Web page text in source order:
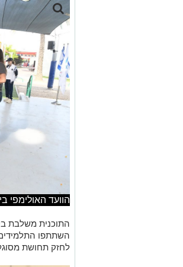
הוועד האולימפי
התוכנית משלבת
השתתפו התלמידים
לחזק תחושת